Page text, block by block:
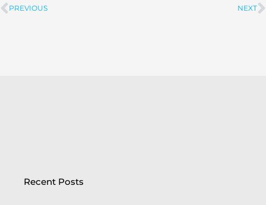
Prev
PREVIOUS NEXT
Recent Posts